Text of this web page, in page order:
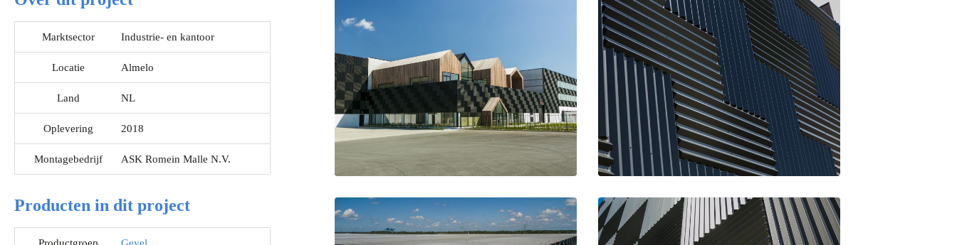
Marktsector Industrie- en kantoor
Locatie Almelo
Land NL
Oplevering 2018
Montagebedrijf ASK Romein Malle N.V.
Producten in dit project